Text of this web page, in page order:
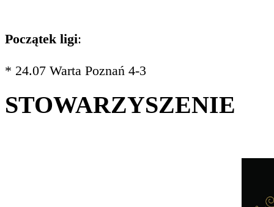
Początek ligi:
* 24.07 Warta Poznań 4-3
STOWARZYSZENIE